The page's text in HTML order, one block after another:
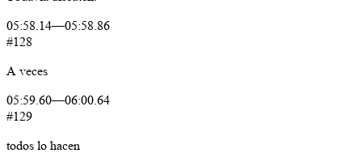
05:58.14—05:58.86
#128
A veces
05:59.60—06:00.64
#129
todos lo hacen